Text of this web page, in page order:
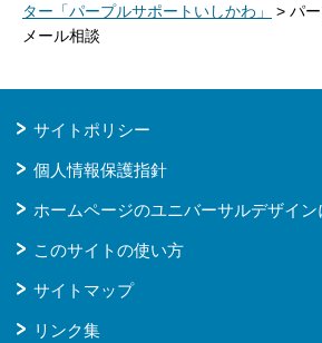
ター「パープルサポートいしかわ」
> パ
メール相談
サイトポリシー
個人情報保護指針
ホームページのユニバーサルデザイン
このサイトの使い方
サイトマップ
リンク集